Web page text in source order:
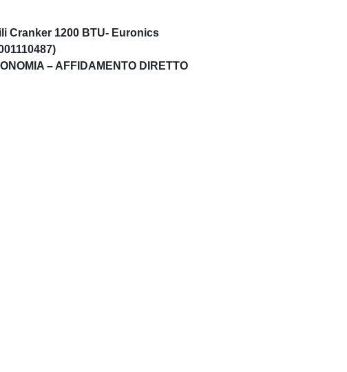
Cranker 1200 BTU- Euronics
– AFFIDAMENTO DIRETTO